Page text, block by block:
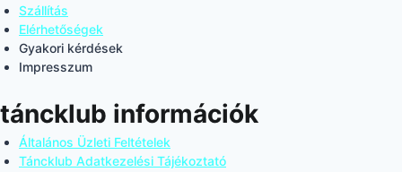
Szállítás
Elérhetőségek
Gyakori kérdések
Impresszum
táncklub információk
Általános Üzleti Feltételek
Táncklub Adatkezelési Tájékoztató